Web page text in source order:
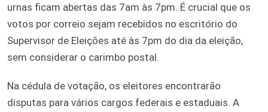
urnas ficam abertas das 7am às 7pm. É crucial que os
votos por correio sejam recebidos no escritório do
Supervisor de Eleições até às 7pm do dia da eleição,
sem considerar o carimbo postal.
Na cédula de votação, os eleitores encontrarão
disputas para vários cargos federais e estaduais. A